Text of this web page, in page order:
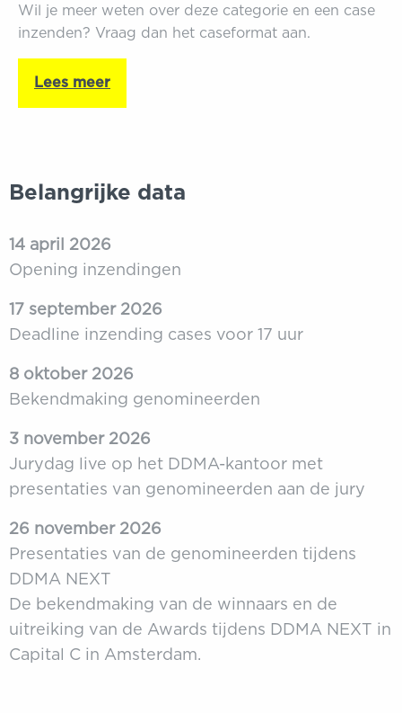
Wil je meer weten over deze categorie en een case
inzenden? Vraag dan het caseformat aan.
Lees meer
Belangrijke data
14 april 2026
Opening inzendingen
17 september 2026
Deadline inzending cases voor 17 uur
8 oktober 2026
Bekendmaking genomineerden
3 november 2026
Jurydag live op het DDMA-kantoor met
presentaties van genomineerden aan de jury
26 november 2026
Presentaties van de genomineerden tijdens
DDMA NEXT
De bekendmaking van de winnaars en de
uitreiking van de Awards tijdens DDMA NEXT in
Capital C in Amsterdam.